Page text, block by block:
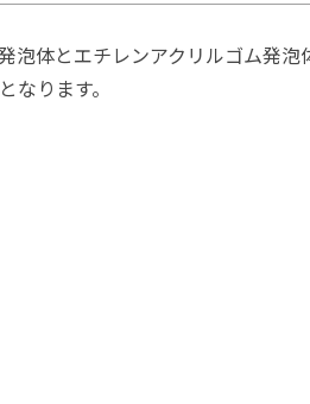
泡体とエチレンアクリルゴム発泡
なります。